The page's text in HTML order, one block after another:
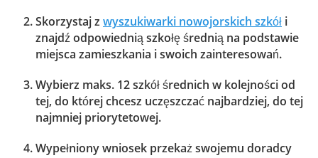
Skorzystaj z wyszukiwarki nowojorskich szkół i
znajdź odpowiednią szkołę średnią na podstawie
miejsca zamieszkania i swoich zainteresowań.
Wybierz maks. 12 szkół średnich w kolejności od
tej, do której chcesz uczęszczać najbardziej, do tej
najmniej priorytetowej.
Wypełniony wniosek przekaż swojemu doradcy